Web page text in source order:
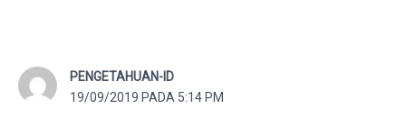
PENGETAHUAN-ID
19/09/2019 PADA 5:14 PM